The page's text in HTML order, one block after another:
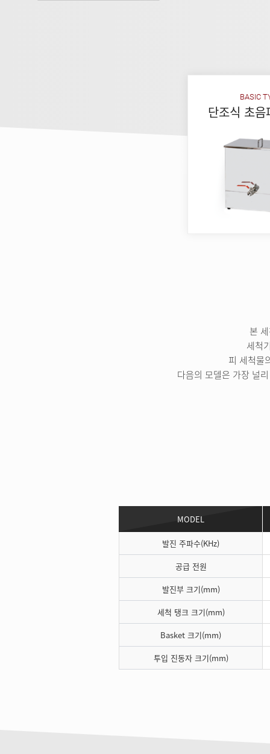
BASIC
단조식 초
견적받
본
세척
피 세척물
다음의 모델은 가장 널
MODEL
발진 주파수(KHz)
공급 전원
발진부 크기(mm)
세척 탱크 크기(mm)
Basket 크기(mm)
투입 진동자 크기(mm)